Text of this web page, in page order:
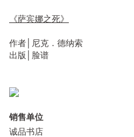
《萨宾娜之死》
作者│尼克．德纳索
出版│脸谱
销售单位
诚品书店